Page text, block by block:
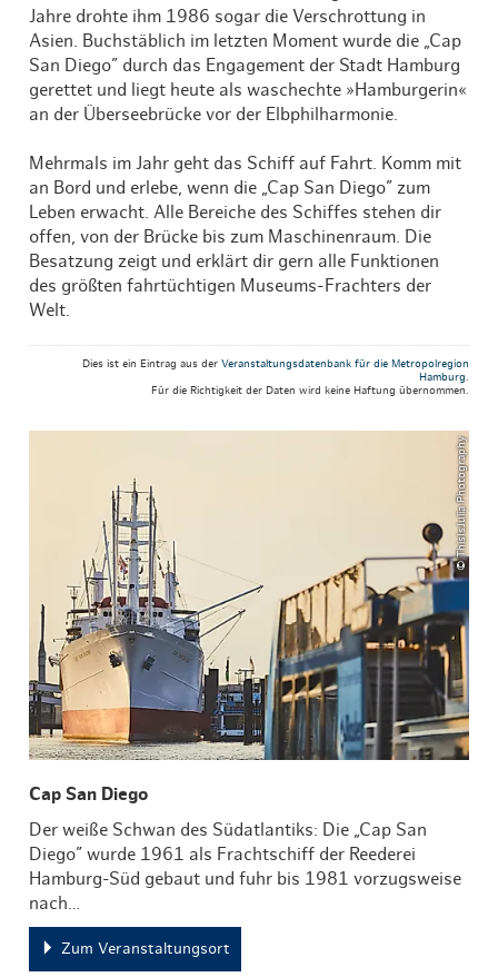
Jahre drohte ihm 1986 sogar die Verschrottung in
Asien. Buchstäblich im letzten Moment wurde die „Cap
San Diego” durch das Engagement der Stadt Hamburg
gerettet und liegt heute als waschechte »Hamburgerin«
an der Überseebrücke vor der Elbphilharmonie.
Mehrmals im Jahr geht das Schiff auf Fahrt. Komm mit
an Bord und erlebe, wenn die „Cap San Diego” zum
Leben erwacht. Alle Bereiche des Schiffes stehen dir
offen, von der Brücke bis zum Maschinenraum. Die
Besatzung zeigt und erklärt dir gern alle Funktionen
des größten fahrtüchtigen Museums-Frachters der
Welt.
Dies ist ein Eintrag aus der Veranstaltungsdatenbank für die Metropolregion
Hamburg.
Für die Richtigkeit der Daten wird keine Haftung übernommen.
© ThisIsJulia Photography
Cap San Diego
Der weiße Schwan des Südatlantiks: Die „Cap San
Diego” wurde 1961 als Frachtschiff der Reederei
Hamburg-Süd gebaut und fuhr bis 1981 vorzugsweise
nach…
Zum Veranstaltungsort